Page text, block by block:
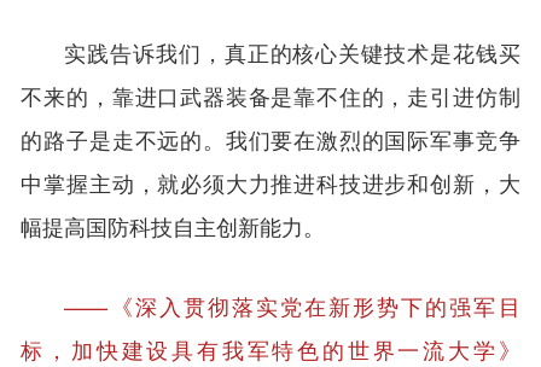
实践告诉我们，真正的核心关键技术是花钱买
不来的，靠进口武器装备是靠不住的，走引进仿制
的路子是走不远的。我们要在激烈的国际军事竞争
中掌握主动，就必须大力推进科技进步和创新，大
幅提高国防科技自主创新能力。
——《深入贯彻落实党在新形势下的强军目
标，加快建设具有我军特色的世界一流大学》